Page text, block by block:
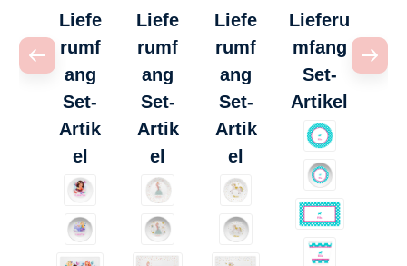
r -
Meer
jungf
rau
Liefe
rumf
ang
Set-
Artik
elauswählen
-
Prinz
essin
Liefe
rumf
ang
Set-
Artik
el auswählen
r -
Einh
orn
Liefe
rumf
ang
Set-
Artik
el auswählen
"Klassi
k" -
Einhor
n
Lieferu
mfang
Set-
Artikel